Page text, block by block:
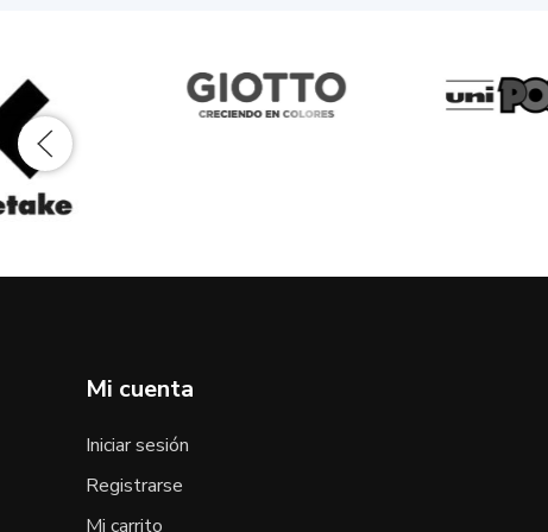
Mi cuenta
Iniciar sesión
Registrarse
Mi carrito